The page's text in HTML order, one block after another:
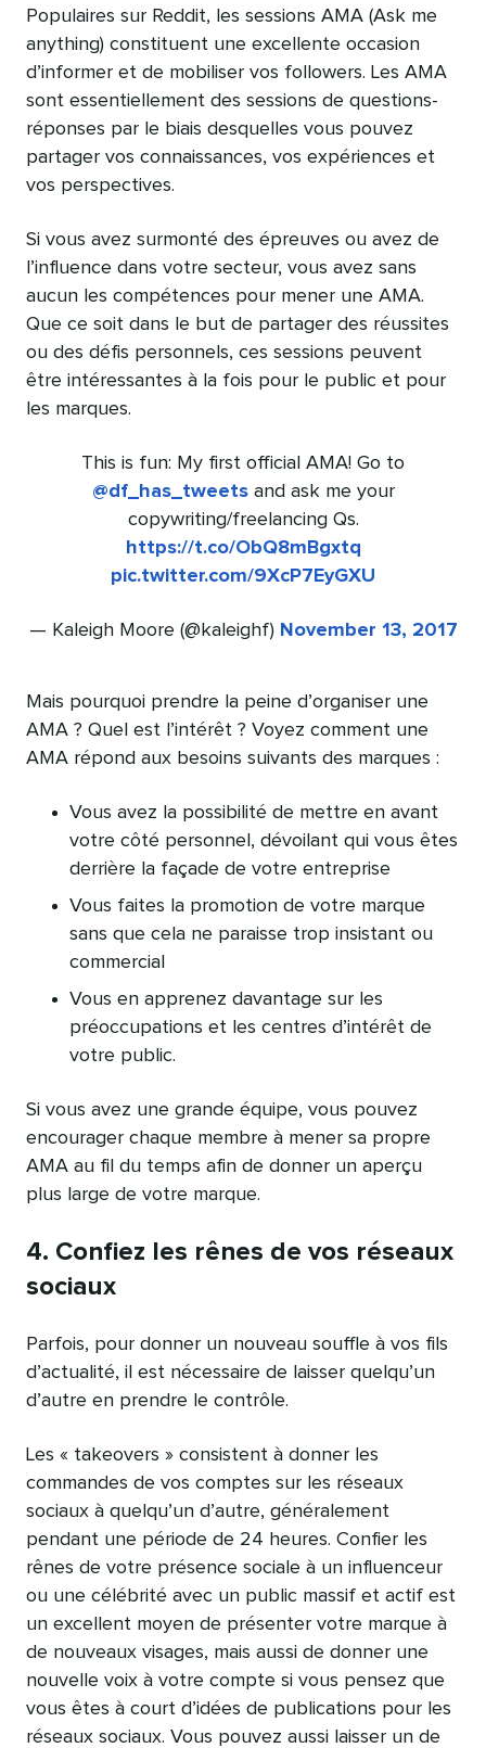
Populaires sur Reddit, les sessions AMA (Ask me
anything) constituent une excellente occasion
d’informer et de mobiliser vos followers. Les AMA
sont essentiellement des sessions de questions-
réponses par le biais desquelles vous pouvez
partager vos connaissances, vos expériences et
vos perspectives.
Si vous avez surmonté des épreuves ou avez de
l’influence dans votre secteur, vous avez sans
aucun les compétences pour mener une AMA.
Que ce soit dans le but de partager des réussites
ou des défis personnels, ces sessions peuvent
être intéressantes à la fois pour le public et pour
les marques.
This is fun: My first official AMA! Go to
@df_has_tweetsand ask me your
copywriting/freelancing Qs.
https://t.co/ObQ8mBgxtq
pic.twitter.com/9XcP7EyGXU
— Kaleigh Moore (@kaleighf) November 13, 2017
Mais pourquoi prendre la peine d’organiser une
AMA ? Quel est l’intérêt ? Voyez comment une
AMA répond aux besoins suivants des marques :
Vous avez la possibilité de mettre en avant
votre côté personnel, dévoilant qui vous êtes
derrière la façade de votre entreprise
Vous faites la promotion de votre marque
sans que cela ne paraisse trop insistant ou
commercial
Vous en apprenez davantage sur les
préoccupations et les centres d’intérêt de
votre public.
Si vous avez une grande équipe, vous pouvez
encourager chaque membre à mener sa propre
AMA au fil du temps afin de donner un aperçu
plus large de votre marque.
4. Confiez les rênes de vos réseaux
sociaux
Parfois, pour donner un nouveau souffle à vos fils
d’actualité, il est nécessaire de laisser quelqu’un
d’autre en prendre le contrôle.
Les « takeovers » consistent à donner les
commandes de vos comptes sur les réseaux
sociaux à quelqu’un d’autre, généralement
pendant une période de 24 heures. Confier les
rênes de votre présence sociale à un influenceur
ou une célébrité avec un public massif et actif est
un excellent moyen de présenter votre marque à
de nouveaux visages, mais aussi de donner une
nouvelle voix à votre compte si vous pensez que
vous êtes à court d’idées de publications pour les
réseaux sociaux. Vous pouvez aussi laisser un de